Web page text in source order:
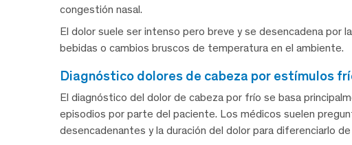
congestión nasal.
El dolor suele ser intenso pero breve y se desencadena por
bebidas o cambios bruscos de temperatura en el ambiente.
diagnóstico dolores de cabeza por estímulos
El diagnóstico del dolor de cabeza por frío se basa
episodios por parte del paciente. Los médicos suelen
desencadenantes y la duración del dolor para diferenciarlo